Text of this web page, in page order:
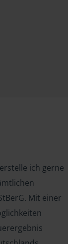
ich gerne
Mit einer